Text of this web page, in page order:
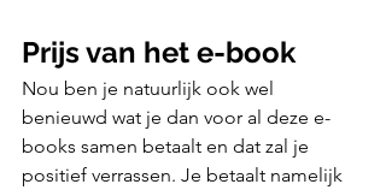
Prijs van het e-book
Nou ben je natuurlijk ook wel
benieuwd wat je dan voor al deze e-
books samen betaalt en dat zal je
positief verrassen. Je betaalt namelijk